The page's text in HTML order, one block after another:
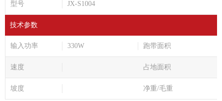
型号 JX-S1004
技术参数
输入功率 330W 跑带面积
速度 占地面积
坡度 净重/毛重